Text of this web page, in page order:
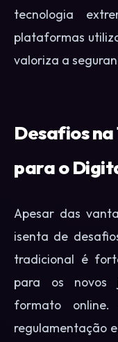
tecnologia
plataformas
valoriza a
Desafios
para o
Apesar das
isenta de
tradicional é
para os novos
formato
regulamentação